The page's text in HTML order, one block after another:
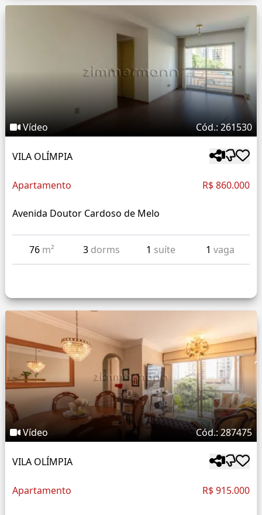
Vídeo Cód.: 261530
VILA OLÍMPIA
Apartamento R$ 860.000
Avenida Doutor Cardoso de Melo
76 m² 3 dorms 1 suíte 1 vaga
Vídeo Cód.: 287475
VILA OLÍMPIA
Apartamento R$ 915.000